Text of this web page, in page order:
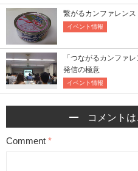
繋がるカンファレンス
イベント情報
「つながるカンファ
発信の極意
イベント情報
コメントは
Comment *